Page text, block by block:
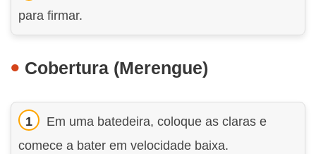
para firmar.
Cobertura (Merengue)
Em uma batedeira, coloque as claras e
comece a bater em velocidade baixa.